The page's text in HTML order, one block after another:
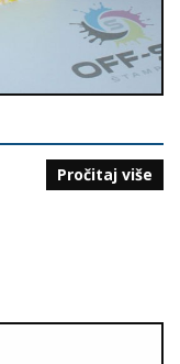
Pročitaj više